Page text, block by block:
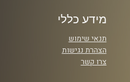
מידע כללי
תנאי שימוש
הצהרת נגישות
צרו קשר